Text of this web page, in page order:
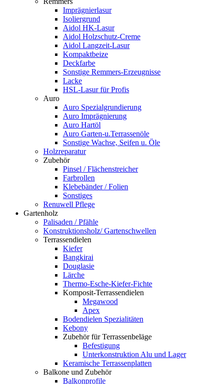
Imprägnierlasur
Isoliergrund
Aidol HK-Lasur
Aidol Holzschutz-Creme
Aidol Langzeit-Lasur
Kompaktbeize
Deckfarbe
Sonstige Remmers-Erzeugnisse
Lacke
HSL-Lasur für Profis
Auro
Auro Spezialgrundierung
Auro Imprägnierung
Auro Hartöl
Auro Garten-u.Terrassenöle
Sonstige Wachse, Seifen u. Öle
Holzreparatur
Zubehör
Pinsel / Flächenstreicher
Farbrollen
Klebebänder / Folien
Sonstiges
Renuwell Pflege
Gartenholz
Palisaden / Pfähle
Konstruktionsholz/ Gartenschwellen
Terrassendielen
Kiefer
Bangkirai
Douglasie
Lärche
Thermo-Esche-Kiefer-Fichte
Komposit-Terrassendielen
Megawood
Apex
Bodendielen Spezialitäten
Kebony
Zubehör für Terrassenbeläge
Befestigung
Unterkonstruktion Alu und Lager
Keramische Terrassenplatten
Balkone und Zubehör
Balkonprofile